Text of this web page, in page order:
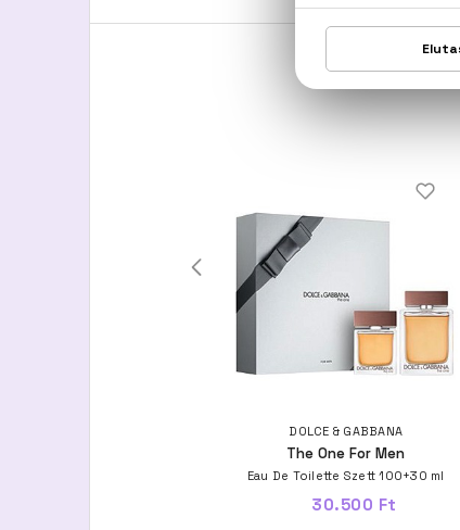
DOLCE & GABBANA
The One For Men
Eau De Toilette Szett 100+30 ml
30.500 Ft